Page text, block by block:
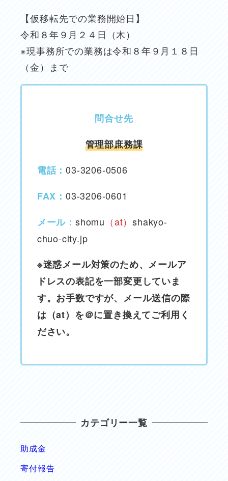
【仮移転先での業務開始日】
令和８年９月２４日（木）
※現事務所での業務は令和８年９月１８日
（金）まで
問合せ先
管理部庶務課
電話：03-3206-0506
FAX： 03-3206-0601
メール： shomu （at）shakyo-
chuo-city.jp
※迷惑メール対策のため、メールア
ドレスの表記を一部変更していま
す。お手数ですが、メール送信の際
は（at）を＠に置き換えてご利用く
ださい。
カテゴリー一覧
助成金
寄付報告